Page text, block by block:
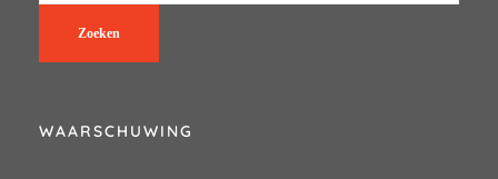
Zoeken
WAARSCHUWING